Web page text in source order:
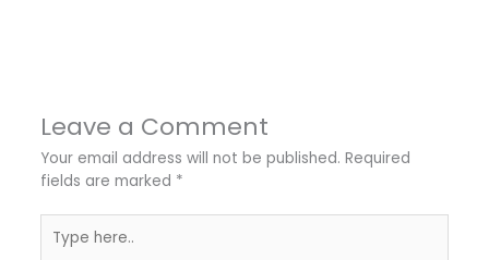
Leave a Comment
Your email address will not be published. Required
fields are marked *
here..